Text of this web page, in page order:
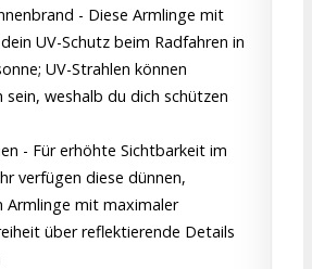
- Diese Armlinge mit
UV-Schutz beim Radfahren in
UV-Strahlen können
sein, weshalb du dich schützen
- Für erhöhte Sichtbarkeit im
verfügen diese dünnen,
Armlinge mit maximaler
über reflektierende Details